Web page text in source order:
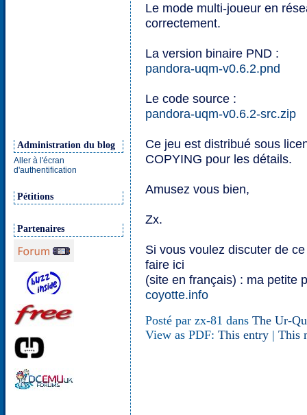
Administration du blog
Aller à l'écran
d'authentification
Pétitions
Partenaires
Le mode multi-joueur en
correctement.
La version binaire PND :
pandora-uqm-v0.6.2.pnd
Le code source :
pandora-uqm-v0.6.2-src.zip
Ce jeu est distribué sous
COPYING pour les détails.
Amusez vous bien,
Zx.
Si vous voulez discuter de
faire ici
(site en français) : ma petite
coyotte.info
Posté par zx-81 dans The Ur-
View as PDF: This entry| This